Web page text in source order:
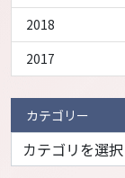
2018
2017
カテゴリー